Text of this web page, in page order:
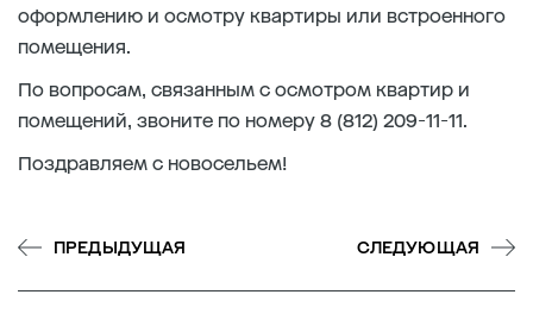
оформлению и осмотру квартиры или встроенного
помещения.
По вопросам, связанным с осмотром квартир и
помещений, звоните по номеру 8 (812) 209-11-11.
Поздравляем с новосельем!
ПРЕДЫДУЩАЯ СЛЕДУЮЩАЯ